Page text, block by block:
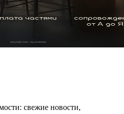
свежие новости,